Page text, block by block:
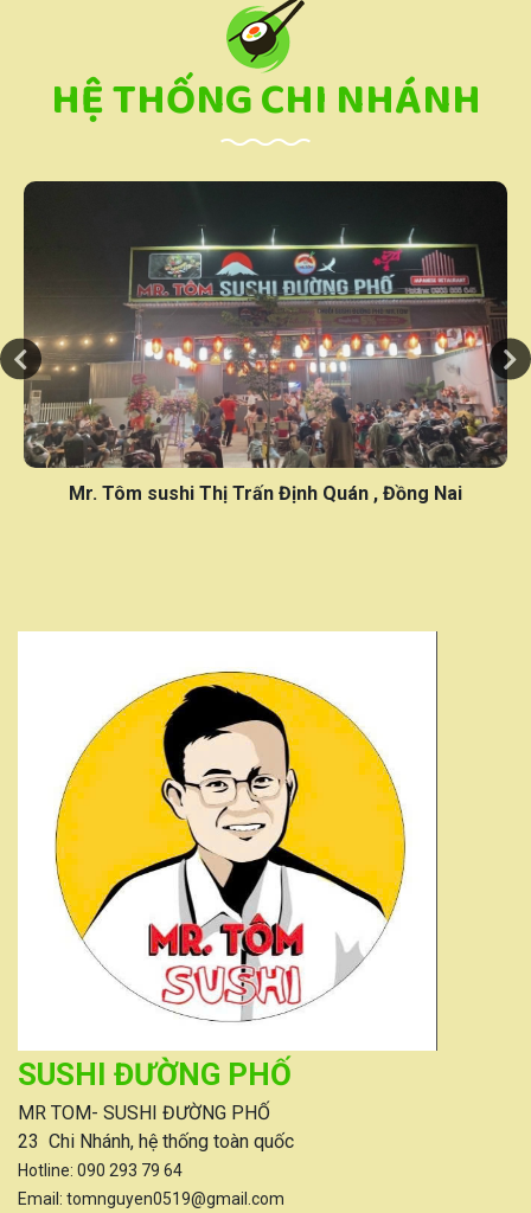
HỆ THỐNG CHI NHÁNH
Mr. Tôm sushi Đường Số 8, TT. Chơn Thành, T. Bình
SUSHI ĐƯỜNG PHỐ
MR TOM- SUSHI ĐƯỜNG PHỐ
23 Chi Nhánh, hệ thống toàn quốc
Hotline: 090 293 79 64
Email: tomnguyen0519@gmail.com